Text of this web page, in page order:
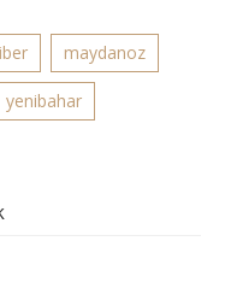
maydanoz
yenibahar